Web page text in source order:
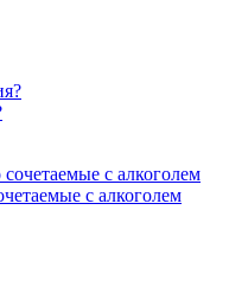
с алкоголем